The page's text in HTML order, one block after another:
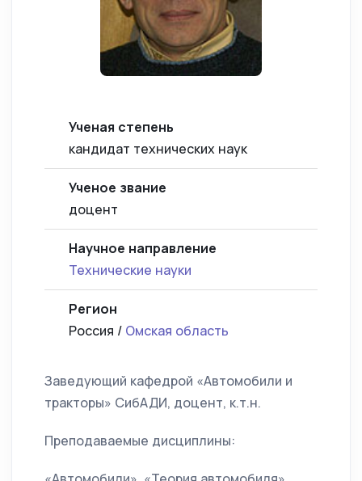
Ученая степень
кандидат технических наук
Ученое звание
доцент
Научное направление
Технические науки
Регион
Россия / Омская область
Заведующий кафедрой «Автомобили и
тракторы» СибАДИ, доцент, к.т.н.
Преподаваемые дисциплины: